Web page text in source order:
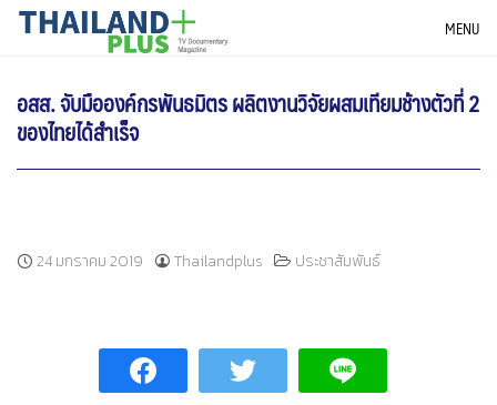
SkipTHAILANDPLUS NEWS MENU
อสส. จับมือองค์กรพันธมิตร ผลิตงานวิจัยผสมเทียมช้างตัวที่ 2
ของไทยได้สำเร็จ
24 มกราคม 2019 Thailandplus ประชาสัมพันธ์